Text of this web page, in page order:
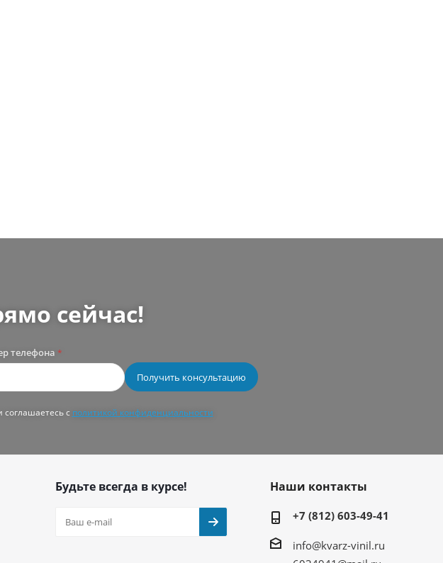
сейчас!
телефона *
с политикой конфиденциальности
Будьте всегда в курсе! Наши контакты
+7 (812) 603-49-41
info@kvarz-vinil.ru